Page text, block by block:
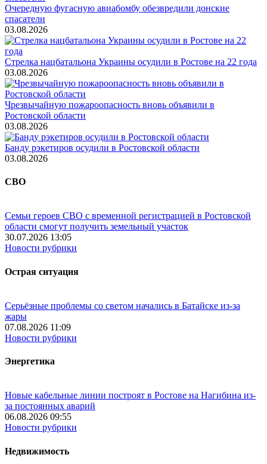
Очередную фугасную авиабомбу обезвредили донские
спасатели
03.08.2026
Стрелка нацбатальона Украины осудили в Ростове на 22 года
03.08.2026
Чрезвычайную пожароопасность вновь объявили в
Ростовской области
03.08.2026
Банду рэкетиров осудили в Ростовской области
03.08.2026
СВО
Семьи героев СВО с временной регистрацией в Ростовской
области смогут получить земельный участок
30.07.2026 13:05
Новости рубрики
Острая ситуация
Серьёзные проблемы со светом начались в Батайске из-за
жары
07.08.2026 11:09
Новости рубрики
Энергетика
Новые кабельные линии построят в Ростове на Нагибина из-
за постоянных аварий
06.08.2026 09:55
Новости рубрики
Недвижимость